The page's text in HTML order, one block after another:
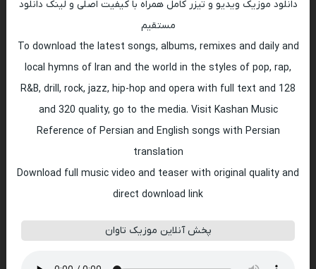
دانلود موزیک ویدیو و تیزر کامل همراه با کیفیت اصلی و لینک دانلود
مستقیم
To download the latest songs, albums, remixes and daily and
local hymns of Iran and the world in the styles of pop, rap,
R&B, drill, rock, jazz, hip-hop and opera with full text and 128
and 320 quality, go to the media. Visit Kashan Music
Reference of Persian and English songs with Persian
translation
Download full music video and teaser with original quality and
direct download link
پخش آنلاین موزیک تاوان